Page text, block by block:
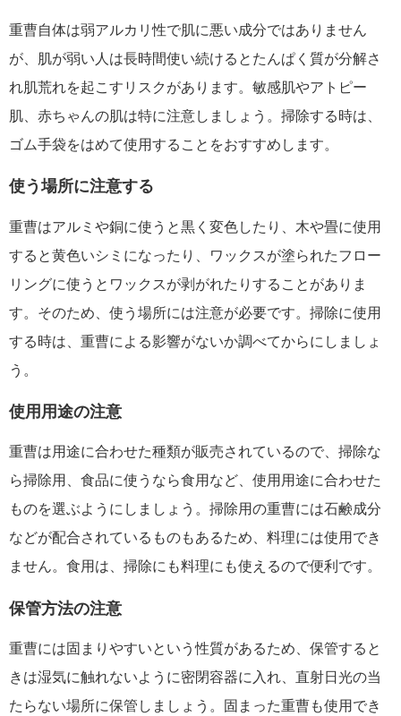
重曹自体は弱アルカリ性で肌に悪い成分ではありません
が、肌が弱い人は長時間使い続けるとたんぱく質が分解さ
れ肌荒れを起こすリスクがあります。敏感肌やアトピー
肌、赤ちゃんの肌は特に注意しましょう。掃除する時は、
ゴム手袋をはめて使用することをおすすめします。
使う場所に注意する
重曹はアルミや銅に使うと黒く変色したり、木や畳に使用
すると黄色いシミになったり、ワックスが塗られたフロー
リングに使うとワックスが剥がれたりすることがありま
す。そのため、使う場所には注意が必要です。掃除に使用
する時は、重曹による影響がないか調べてからにしましょ
う。
使用用途の注意
重曹は用途に合わせた種類が販売されているので、掃除な
ら掃除用、食品に使うなら食用など、使用用途に合わせた
ものを選ぶようにしましょう。掃除用の重曹には石鹸成分
などが配合されているものもあるため、料理には使用でき
ません。食用は、掃除にも料理にも使えるので便利です。
保管方法の注意
重曹には固まりやすいという性質があるため、保管すると
きは湿気に触れないように密閉容器に入れ、直射日光の当
たらない場所に保管しましょう。固まった重曹も使用でき